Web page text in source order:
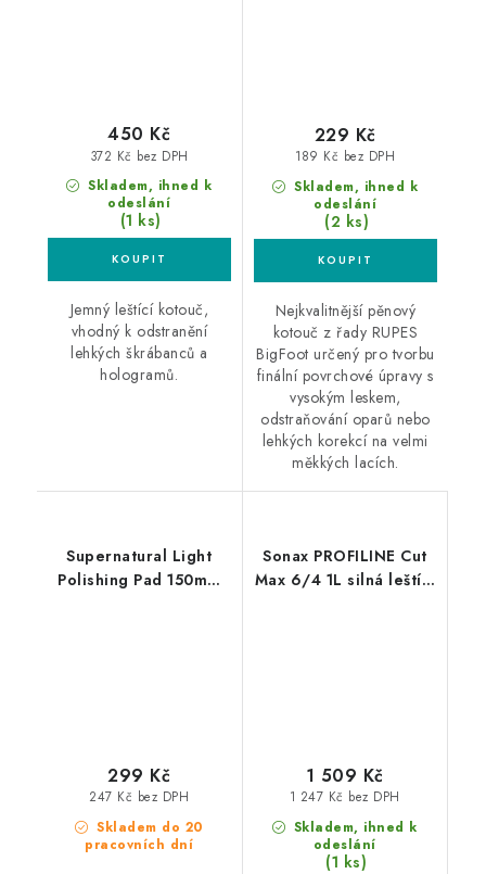
Skladem, ihned k
odeslání
(1 ks)
372 Kč bez DPH
450 Kč
Jemný leštící kotouč,
vhodný k odstranění
lehkých škrábanců a
hologramů.
Skladem, ihned k
odeslání
(2 ks)
189 Kč bez DPH
229 Kč
Nejkvalitnější pěnový
kotouč z řady RUPES
BigFoot určený pro tvorbu
finální povrchové úpravy s
vysokým leskem,
odstraňování oparů nebo
lehkých korekcí na velmi
měkkých lacích.
Supernatural Light
Polishing Pad 150mm
Skladem do 20
pracovních dní
247 Kč bez DPH
299 Kč
Sonax PROFILINE Cut
Max 6/4 1L silná leštící
Skladem, ihned k
odeslání
(1 ks)
1 247 Kč bez DPH
1 509 Kč